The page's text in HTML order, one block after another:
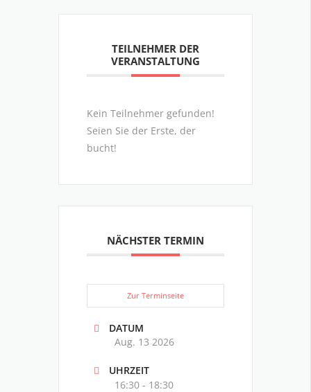
TEILNEHMER DER
VERANSTALTUNG
Kein Teilnehmer gefunden!
Seien Sie der Erste, der
bucht!
NÄCHSTER TERMIN
Zur Terminseite
DATUM
Aug. 13 2026
UHRZEIT
16:30 - 18:30